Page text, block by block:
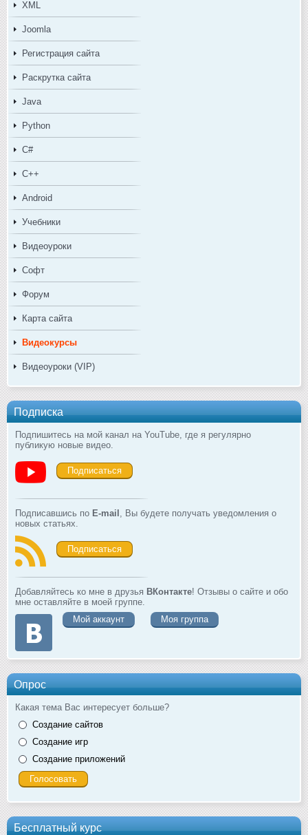
XML
Joomla
Регистрация сайта
Раскрутка сайта
Java
Python
C#
C++
Android
Учебники
Видеоуроки
Софт
Форум
Карта сайта
Видеокурсы
Видеоуроки (VIP)
Подписка
Подпишитесь на мой канал на YouTube, где я регулярно
публикую новые видео.
Подписаться
Подписавшись по E-mail , Вы будете получать уведомления о
новых статьях.
Подписаться
Добавляйтесь ко мне в друзья ВКонтакте! Отзывы о сайте и обо
мне оставляйте в моей группе.
Мой аккаунт
Моя группа
Опрос
Какая тема Вас интересует больше?
Создание сайтов
Создание игр
Создание приложений
Бесплатный курс